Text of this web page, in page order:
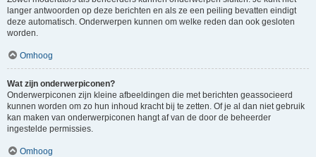
langer antwoorden op deze berichten en als ze een peiling bevatten eindigt
deze automatisch. Onderwerpen kunnen om welke reden dan ook gesloten
worden.
Omhoog
Wat zijn onderwerpiconen?
Onderwerpiconen zijn kleine afbeeldingen die met berichten geassocieerd
kunnen worden om zo hun inhoud kracht bij te zetten. Of je al dan niet gebruik
kan maken van onderwerpiconen hangt af van de door de beheerder
ingestelde permissies.
Omhoog